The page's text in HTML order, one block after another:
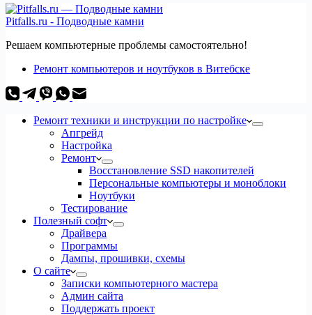
Pitfalls.ru - Подводные камни
Решаем компьютерные проблемы самостоятельно!
Ремонт компьютеров и ноутбуков в Витебске
Ремонт техники и инструкции по настройке
Апгрейд
Настройка
Ремонт
Восстановление SSD накопителей
Персональные компьютеры и моноблоки
Ноутбуки
Тестирование
Полезный софт
Драйвера
Программы
Дампы, прошивки, схемы
О сайте
Записки компьютерного мастера
Админ сайта
Поддержать проект